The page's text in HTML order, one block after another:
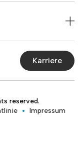
Karriere
reserved.
Impressum